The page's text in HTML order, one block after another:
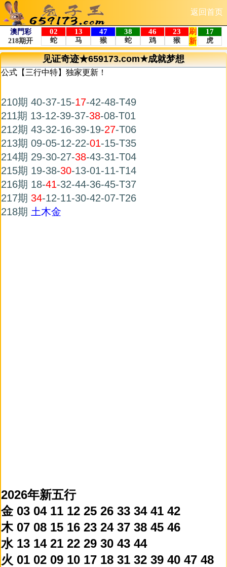
返回首页
见证奇迹★659173.com★成就梦想
公式【三行中特】独家更新！
210期 40-37-15-17-42-48-T49
211期 13-12-39-37-38-08-T01
212期 43-32-16-39-19-27-T06
213期 09-05-12-22-01-15-T35
214期 29-30-27-38-43-31-T04
215期 19-38-30-13-01-11-T14
216期 18-41-32-44-36-45-T37
217期 34-12-11-30-42-07-T26
218期 土木金
2026年新五行
金 03 04 11 12 25 26 33 34 41 42
木 07 08 15 16 23 24 37 38 45 46
水 13 14 21 22 29 30 43 44
火 01 02 09 10 17 18 31 32 39 40 47 48